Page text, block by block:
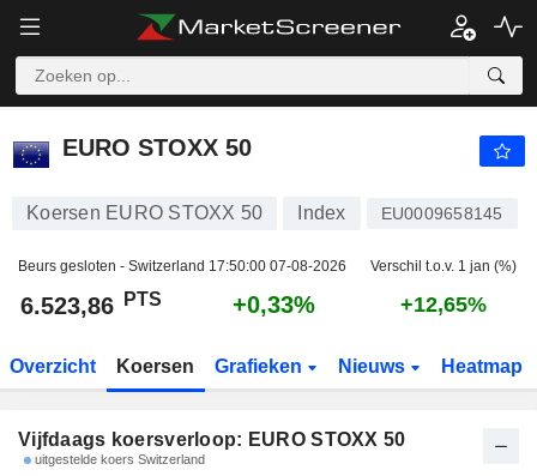
EURO STOXX 50 PTS
EURO STOXX 50
Koersen EURO STOXX 50 Index EU0009658145
Beurs gesloten - Switzerland 17:50:00 07-08-2026 Verschil t.o.v. 1 jan (%)
6.523,86 PTS +0,33% +12,65%
Overzicht Koersen Grafieken Nieuws Heatmap
Vijfdaags koersverloop: EURO STOXX 50
uitgestelde koers Switzerland